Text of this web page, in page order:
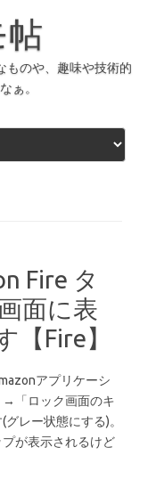
帖
ものや、趣味や技術的
ぁ。
Fire タ
面に表
【Fire】
アプリケーシ
→「ロック画面のキ
レー状態にする)。
プが表示されるけど